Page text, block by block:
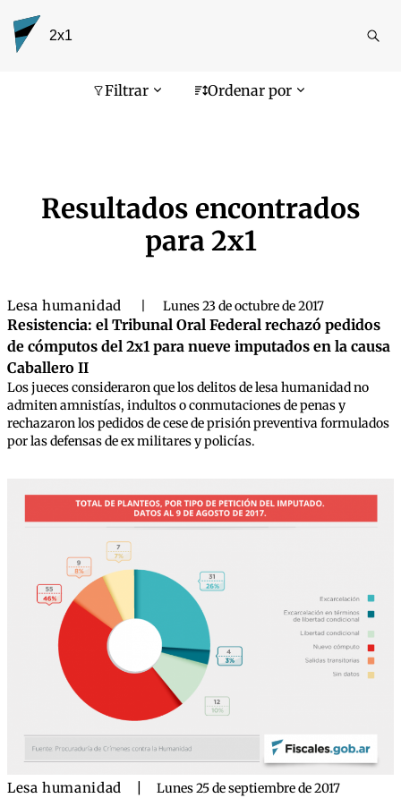
Filtrar Ordenar por
Pantalla de búsqueda
Resultados encontrados
para2x1
Lesa humanidad Lunes 23 de octubre de 2017
Resistencia: el Tribunal Oral Federal rechazó pedidos
de cómputos del 2x1 para nueve imputados en la causa
Caballero II
Los jueces consideraron que los delitos de lesa humanidad no
admiten amnistías, indultos o conmutaciones de penas y
rechazaron los pedidos de cese de prisión preventiva formulados
por las defensas de ex militares y policías.
Lesa humanidad Lunes 25 de septiembre de 2017